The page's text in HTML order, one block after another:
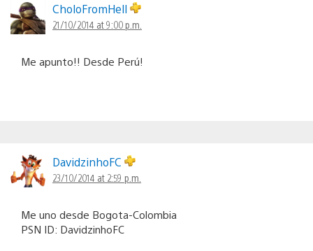
CholoFromHell
21/10/2014 at 9:00 p.m.
Me apunto!! Desde Perú!
DavidzinhoFC
23/10/2014 at 2:59 p.m.
Me uno desde Bogota-Colombia
PSN ID: DavidzinhoFC